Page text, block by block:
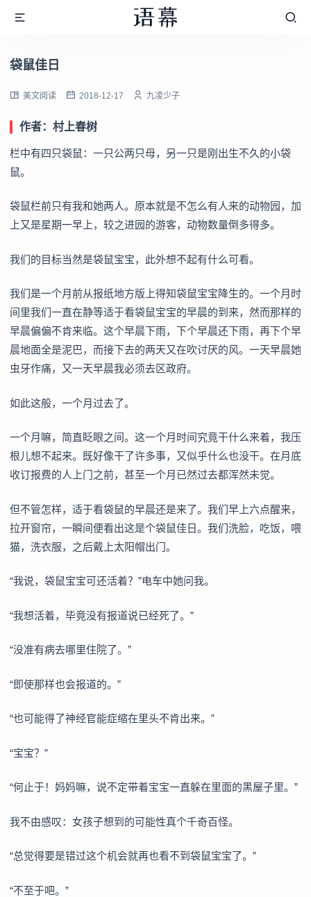
袋鼠佳日
美文阅读 2018-12-17 九凌少子
作者：村上春树
栏中有四只袋鼠：一只公两只母，另一只是刚出生不久的小袋
鼠。
袋鼠栏前只有我和她两人。原本就是不怎么有人来的动物园，加
上又是星期一早上，较之进园的游客，动物数量倒多得多。
我们的目标当然是袋鼠宝宝，此外想不起有什么可看。
我们是一个月前从报纸地方版上得知袋鼠宝宝降生的。一个月时
间里我们一直在静等适于看袋鼠宝宝的早晨的到来，然而那样的
早晨偏偏不肯来临。这个早晨下雨，下个早晨还下雨，再下个早
晨地面全是泥巴，而接下去的两天又在吹讨厌的风。一天早晨她
虫牙作痛，又一天早晨我必须去区政府。
如此这般，一个月过去了。
一个月嘛，简直眨眼之间。这一个月时间究竟干什么来着，我压
根儿想不起来。既好像干了许多事，又似乎什么也没干。在月底
收订报费的人上门之前，甚至一个月已然过去都浑然未觉。
但不管怎样，适于看袋鼠的早晨还是来了。我们早上六点醒来，
拉开窗帘，一瞬间便看出这是个袋鼠佳日。我们洗脸，吃饭，喂
猫，洗衣服，之后戴上太阳帽出门。
“我说，袋鼠宝宝可还活着？”电车中她问我。
“我想活着，毕竟没有报道说已经死了。”
“没准有病去哪里住院了。”
“即使那样也会报道的。”
“也可能得了神经官能症缩在里头不肯出来。”
“宝宝？”
“何止于！妈妈嘛，说不定带着宝宝一直躲在里面的黑屋子里。”
我不由感叹：女孩子想到的可能性真个千奇百怪。
“总觉得要是错过这个机会就再也看不到袋鼠宝宝了。”
“不至于吧。”